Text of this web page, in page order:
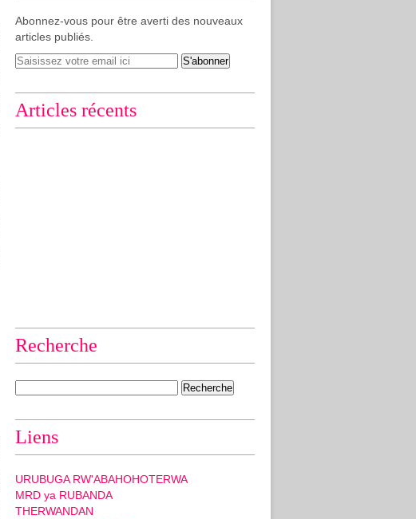
Abonnez-vous pour être averti des nouveaux
articles publiés.
Articles récents
Recherche
Liens
URUBUGA RW'ABAHOHOTERWA
MRD ya RUBANDA
THERWANDAN